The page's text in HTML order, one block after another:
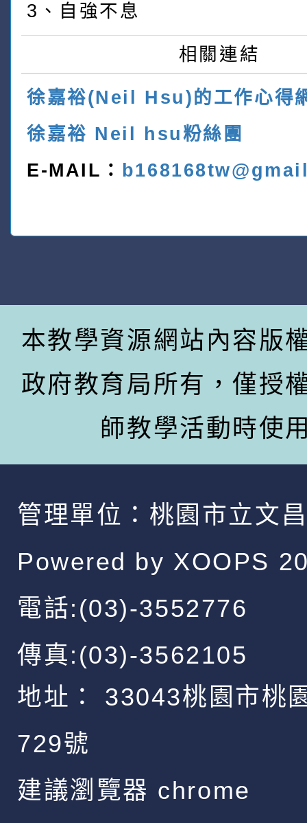
3、自強不息
相關連結
徐嘉裕(Neil Hsu)的工作心得
徐嘉裕 Neil hsu粉絲團
E-MAIL：
本教學資源網站內容版
政府教育局所有，僅授
師教學活動時使
管理單位： 桃園市立文
Powered by XOOPS
電話:(03)-3552776
傳真:(03)-3562105
地址：
33043桃園市桃
729號
建議瀏覽器 chrome